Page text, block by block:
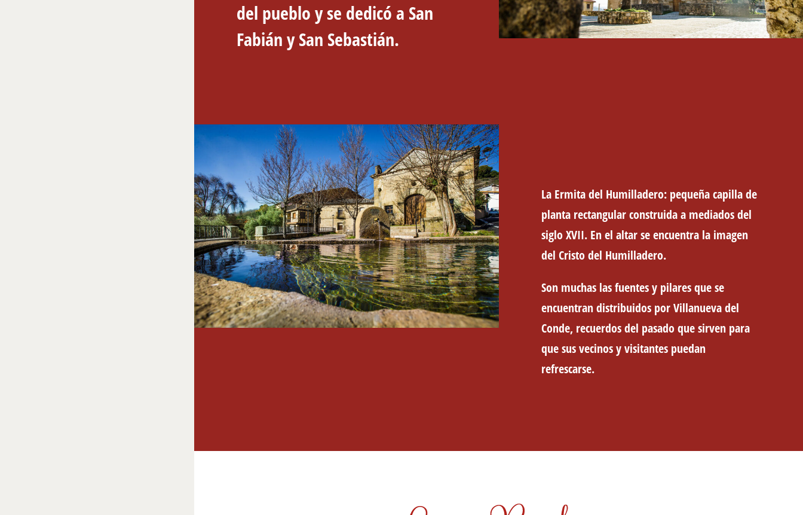
del pueblo y se dedicó a San
Fabián y San Sebastián.
La Ermitadel Humilladero: pequeña capilla de
planta rectangular construida a mediados del
siglo XVII. En el altar se encuentra la imagen
del Cristo del Humilladero.
Son muchas las fuentes y pilares que se
encuentran distribuidos por Villanueva del
Conde, recuerdos del pasado que sirven para
que sus vecinos y visitantes puedan
refrescarse.